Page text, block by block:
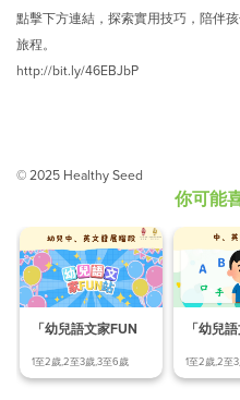
點擊下方連結，探索實用技巧，陪伴
旅程。
http://bit.ly/46EBJbP
© 2025 Healthy Seed
你可能
「幼兒語文家FUN
展階
1至2歲,2至3歲,3至6歲
「幼兒
1至2歲,2至